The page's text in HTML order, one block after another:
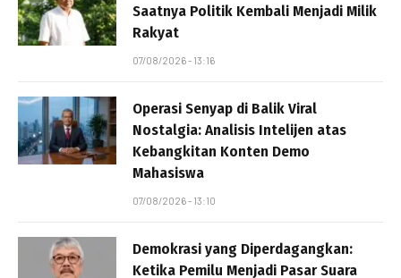
Saatnya Politik Kembali Menjadi Milik
Rakyat
07/08/2026 - 13:16
Operasi Senyap di Balik Viral
Nostalgia: Analisis Intelijen atas
Kebangkitan Konten Demo
Mahasiswa
07/08/2026 - 13:10
Demokrasi yang Diperdagangkan:
Ketika Pemilu Menjadi Pasar Suara